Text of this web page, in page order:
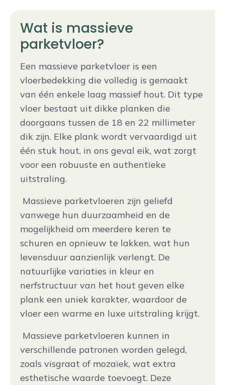
Wat is massieve
parketvloer?
Een massieve parketvloer is een
vloerbedekking die volledig is gemaakt
van één enkele laag massief hout. Dit type
vloer bestaat uit dikke planken die
doorgaans tussen de 18 en 22 millimeter
dik zijn. Elke plank wordt vervaardigd uit
één stuk hout, in ons geval eik, wat zorgt
voor een robuuste en authentieke
uitstraling.
Massieve parketvloeren zijn geliefd
vanwege hun duurzaamheid en de
mogelijkheid om meerdere keren te
schuren en opnieuw te lakken, wat hun
levensduur aanzienlijk verlengt. De
natuurlijke variaties in kleur en
nerfstructuur van het hout geven elke
plank een uniek karakter, waardoor de
vloer een warme en luxe uitstraling krijgt.
Massieve parketvloeren kunnen in
verschillende patronen worden gelegd,
zoals visgraat of mozaïek, wat extra
esthetische waarde toevoegt. Deze